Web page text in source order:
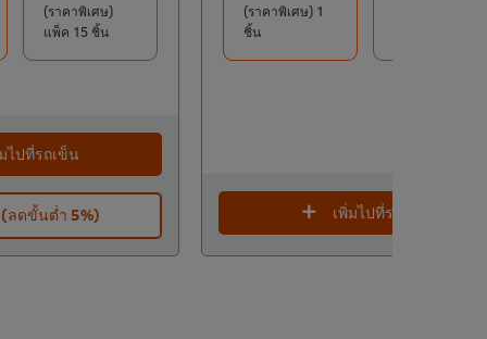
(ราคาพิเศษ)
แพ็ค 15 ชิ้น
ไปที่รถเข็น
ลดขั้นต่ำ 5%)
(ราคาพิเศษ) 1
ชิ้น
เพิ่มไปที่รถเข็น